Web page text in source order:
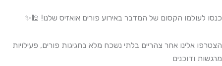
כנסו לעולמו הקסום של המדבר באירוע פורים אואזיס שלנו! 🕌✨
הצטרפו אלינו אחר צהריים בלתי נשכח מלא בחגיגות פורים, פעילויות
מרגשות ודוכנים